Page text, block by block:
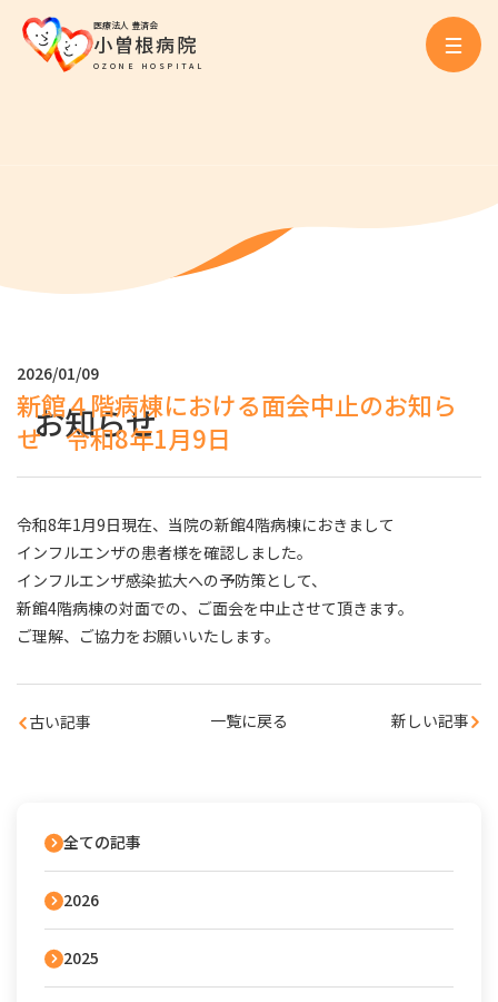
医療法人 豊済会
小曽根病院
OZONE HOSPITAL
お知らせ
2026/01/09
新館４階病棟における面会中止のお知ら
せ 令和8年1月9日
令和8年1月9日現在、当院の新館4階病棟におきまして
インフルエンザの患者様を確認しました。
インフルエンザ感染拡大への予防策として、
新館4階病棟の対面での、ご面会を中止させて頂きます。
ご理解、ご協力をお願いいたします。
古い記事 一覧に戻る 新しい記事
全ての記事
2026
2025